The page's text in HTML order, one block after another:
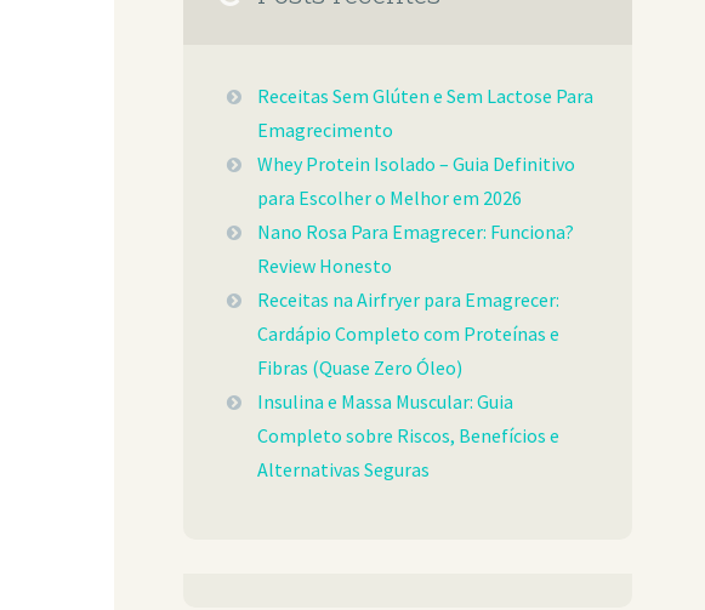
Receitas Sem Glúten e Sem Lactose Para
Emagrecimento
Whey Protein Isolado – Guia Definitivo
para Escolher o Melhor em 2026
Nano Rosa Para Emagrecer: Funciona?
Review Honesto
Receitas na Airfryer para Emagrecer:
Cardápio Completo com Proteínas e
Fibras (Quase Zero Óleo)
Insulina e Massa Muscular: Guia
Completo sobre Riscos, Benefícios e
Alternativas Seguras